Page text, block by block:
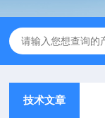
技术文章